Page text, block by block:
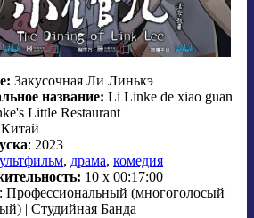
Закусочная Ли Линькэ
название: Li Linke de xiao guan
Little Restaurant
: 2023
, драма, комедия
10 x 00:17:00
: Профессиональный (многоголосый
| Студийная Банда